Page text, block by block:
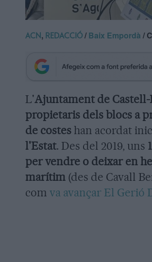
ACN , REDACCIÓ /Baix Empordà /
L'Ajuntament de
propietaris dels blocs a
de costes han acordat
l'Estat. Des del 2019, uns
per vendre o deixar en
marítim (des de Cavall
com va avançar El Gerió